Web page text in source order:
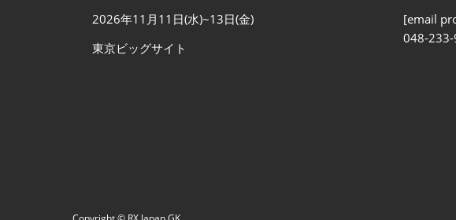
2026年11月11日(水)~13日(金)
東京ビッグサイト
[email
048-